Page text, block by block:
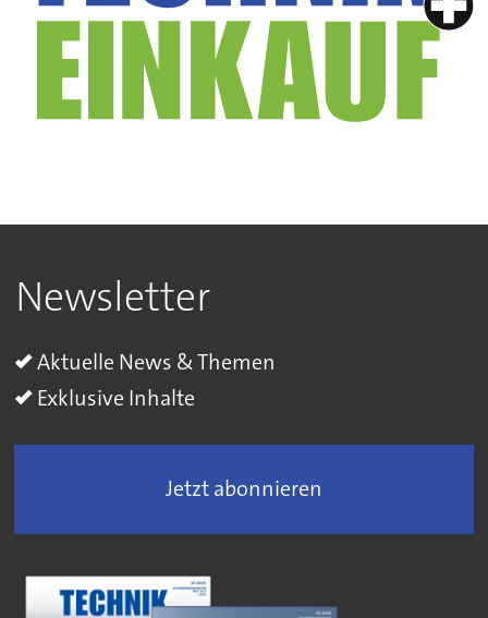
Newsletter
Aktuelle News & Themen
Exklusive Inhalte
Jetzt abonnieren